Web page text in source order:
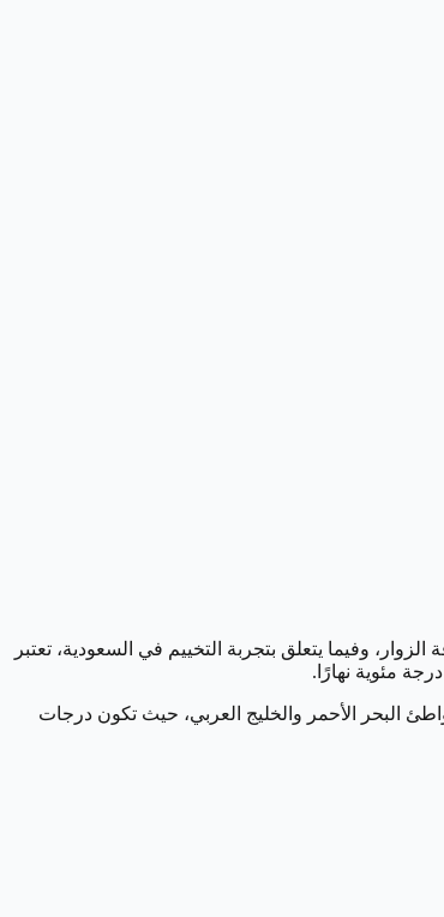
وفيما يتعلق بتجربة التخييم في السعودية، تعتبر
البحر الأحمر والخليج العربي، حيث تكون درجات